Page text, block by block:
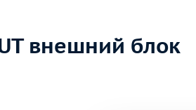
внешний блок